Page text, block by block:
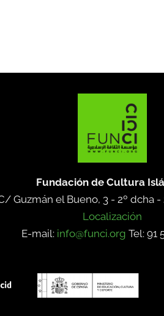
Fundación de Cultura
Guzmán el Bueno, 3 - 2º dcha -
Localización
E-mail: info@funci.org Tel: 91